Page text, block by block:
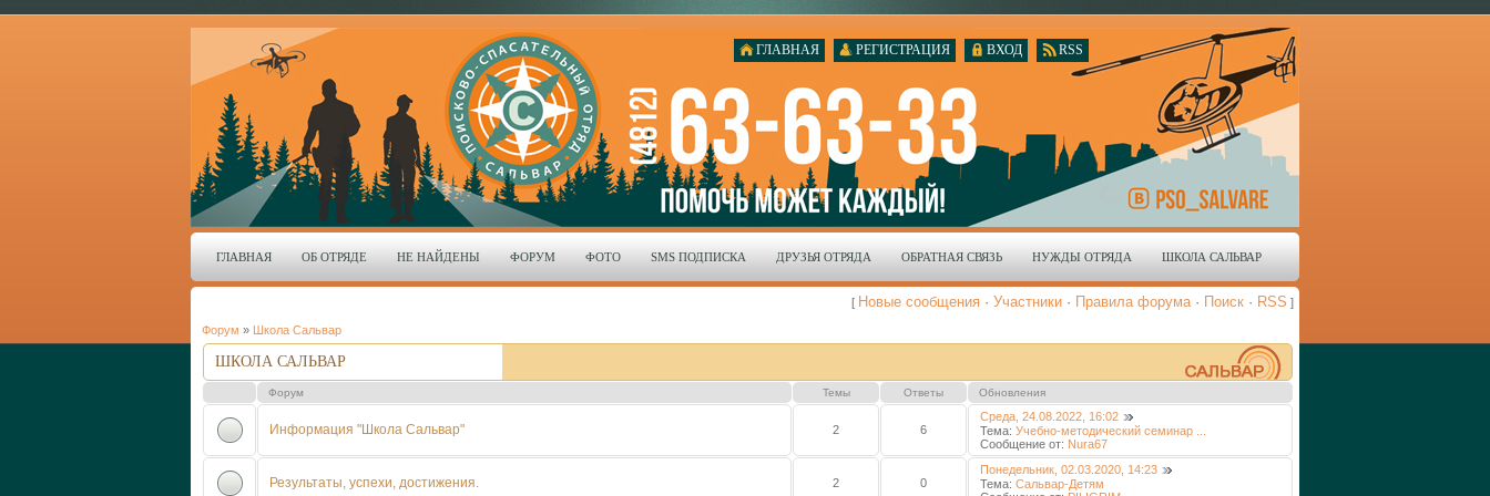
RSS
ВХОД
РЕГИСТРАЦИЯ
ГЛАВНАЯ
ГЛАВНАЯ ОБ ОТРЯДЕ НЕ НАЙДЕНЫ ФОРУМ ФОТО SMS ПОДПИСКА ДРУЗЬЯ ОТРЯДА ОБРАТНАЯ СВЯЗЬ НУЖДЫ ОТРЯДА ШКОЛА САЛЬВАР
[ Новые сообщения · Участники · Правила форума· Поиск · RSS ]
Форум » Школа Сальвар
ШКОЛА САЛЬВАР
Форум Темы Ответы Обновления
Информация "Школа Сальвар" 2 6
Среда, 24.08.2022, 16:02
Тема: Учебно-методический семинар ...
Сообщение от: Nura67
Результаты, успехи, достижения. 2 0
Понедельник, 02.03.2020, 14:23
Тема: Сальвар-Детям